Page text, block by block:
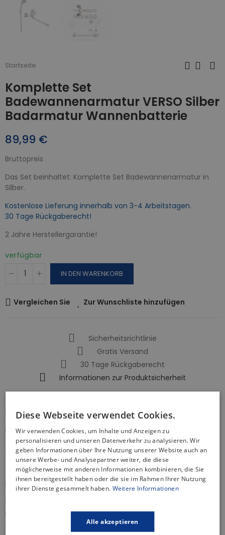
Startseite
Komplette Set
Badewannenarmatur VERSO Silber
Badarmatur Wannenbatterie
89,99 €
Bruttopreis
Das Set beinhaltet: Komplette Set Badewannenarmatur in
Silber.
Kostenlose Lieferung innerhalb von 3-4 Arbeitstagen.
30 Tage Rückgaberecht!
2 Jahre Herstellergarantie!
verfügbar
IN DEN WARENKORB
Vergleichen Sie Zur Wunschliste hinzufügen
Sicherheitsrichtlinie
Gratis Versand
30 Tage Rückgaberecht
Informationen zur Produktsicherheit
BESCHREIBUNG
Die Badewannenarmatur ist ein unverzichtbares
Ausstattungsstück im Bad, das nicht nur das tägliche Baden
erleichtert, sondern auch zur Ästhetik des Interieurs sowie
zum Komfortgefühl beiträgt. Unsere Wannenbatterien
zeichnen sich durch zuverlässige Funktionalität und
hochwertige Materialien aus.
nicht nur eine innovative Lösung, sondern auch elegant dank
der Farbe Silber sehr elegant.
Diese Webseite verwendet Cookies.
Wir verwenden Cookies, um Inhalte und Anzeigen zu
personalisieren und unseren Datenverkehr zu analysieren. Wir
geben Informationen über Ihre Nutzung unserer Website auch an
unsere Werbe- und Analysepartner weiter, die diese
möglicherweise mit anderen Informationen kombinieren, die Sie
ihnen bereitgestellt haben oder die sie im Rahmen Ihrer Nutzung
ihrer Dienste gesammelt haben. Weitere Informationen
Alle akzeptieren